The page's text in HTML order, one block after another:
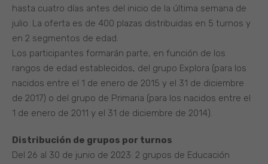
hasta cuatro días antes del inicio de la última semana de
julio. La oferta es de 400 plazas distribuidas en 5 turnos y
en 2 segmentos de edad.
Los participantes formarán parte, en función de los
rangos de edad establecidos, del grupo Explora (para los
nacidos entre el 1 de enero de 2015 y el 31 de diciembre
de 2017) o del grupo de Primaria (para los nacidos entre el
1 de enero de 2011 y el 31 de diciembre de 2014).
Distribución de grupos por turnos
Del 26 al 30 de junio de 2023: 2 grupos de Educación